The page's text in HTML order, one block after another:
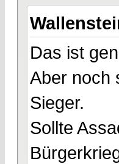
Das ist
Aber noch
Sieger.
Sollte